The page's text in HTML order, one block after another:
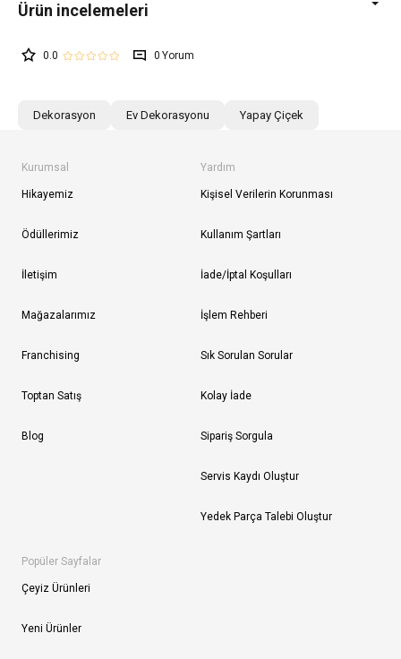
0.0 0
Dekorasyon Ev Dekorasyonu Yapay Çiçek
Kurumsal
Hikayemiz
Ödüllerimiz
İletişim
Mağazalarımız
Franchising
Toptan Satış
Blog
Yardım
Kişisel Verilerin Korunması
Kullanım Şartları
İade/İptal Koşulları
İşlem Rehberi
Sık Sorulan Sorular
Kolay İade
Sipariş Sorgula
Servis Kaydı Oluştur
Yedek Parça Talebi Oluştur
Popüler Sayfalar
Çeyiz Ürünleri
Yeni Ürünler